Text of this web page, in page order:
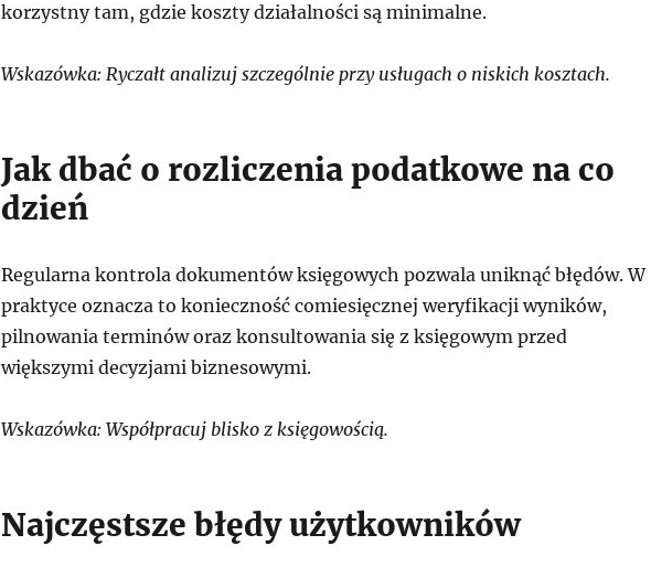
korzystny tam, gdzie koszty działalności są minimalne.
Wskazówka: Ryczałt analizuj szczególnie przy usługach o niskich kosztach.
Jak dbać o rozliczenia podatkowe na co
dzień
Regularna kontrola dokumentów księgowych pozwala uniknąć błędów. W
praktyce oznacza to konieczność comiesięcznej weryfikacji wyników,
pilnowania terminów oraz konsultowania się z księgowym przed
większymi decyzjami biznesowymi.
Wskazówka: Współpracuj blisko z księgowością.
Najczęstsze błędy użytkowników